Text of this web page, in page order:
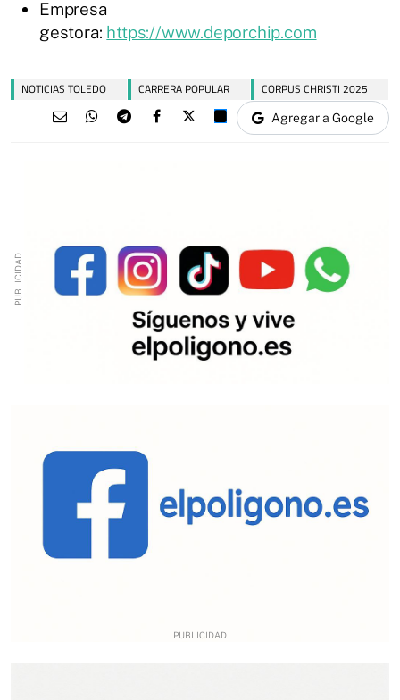
Empresa
gestora: https://www.deporchip.com
NOTICIAS TOLEDO CARRERA POPULAR CORPUS CHRISTI 2025
Agregar a Google